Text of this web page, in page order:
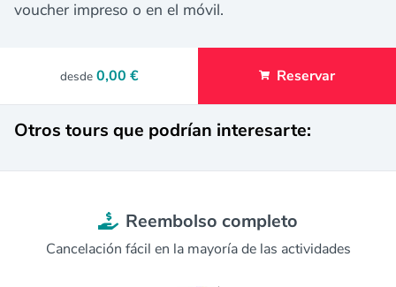
voucher impreso o en el móvil.
desde 0,00 € Reservar
Otros tours que podrían interesarte:
Reembolso completo
Cancelación fácil en la mayoría de las actividades